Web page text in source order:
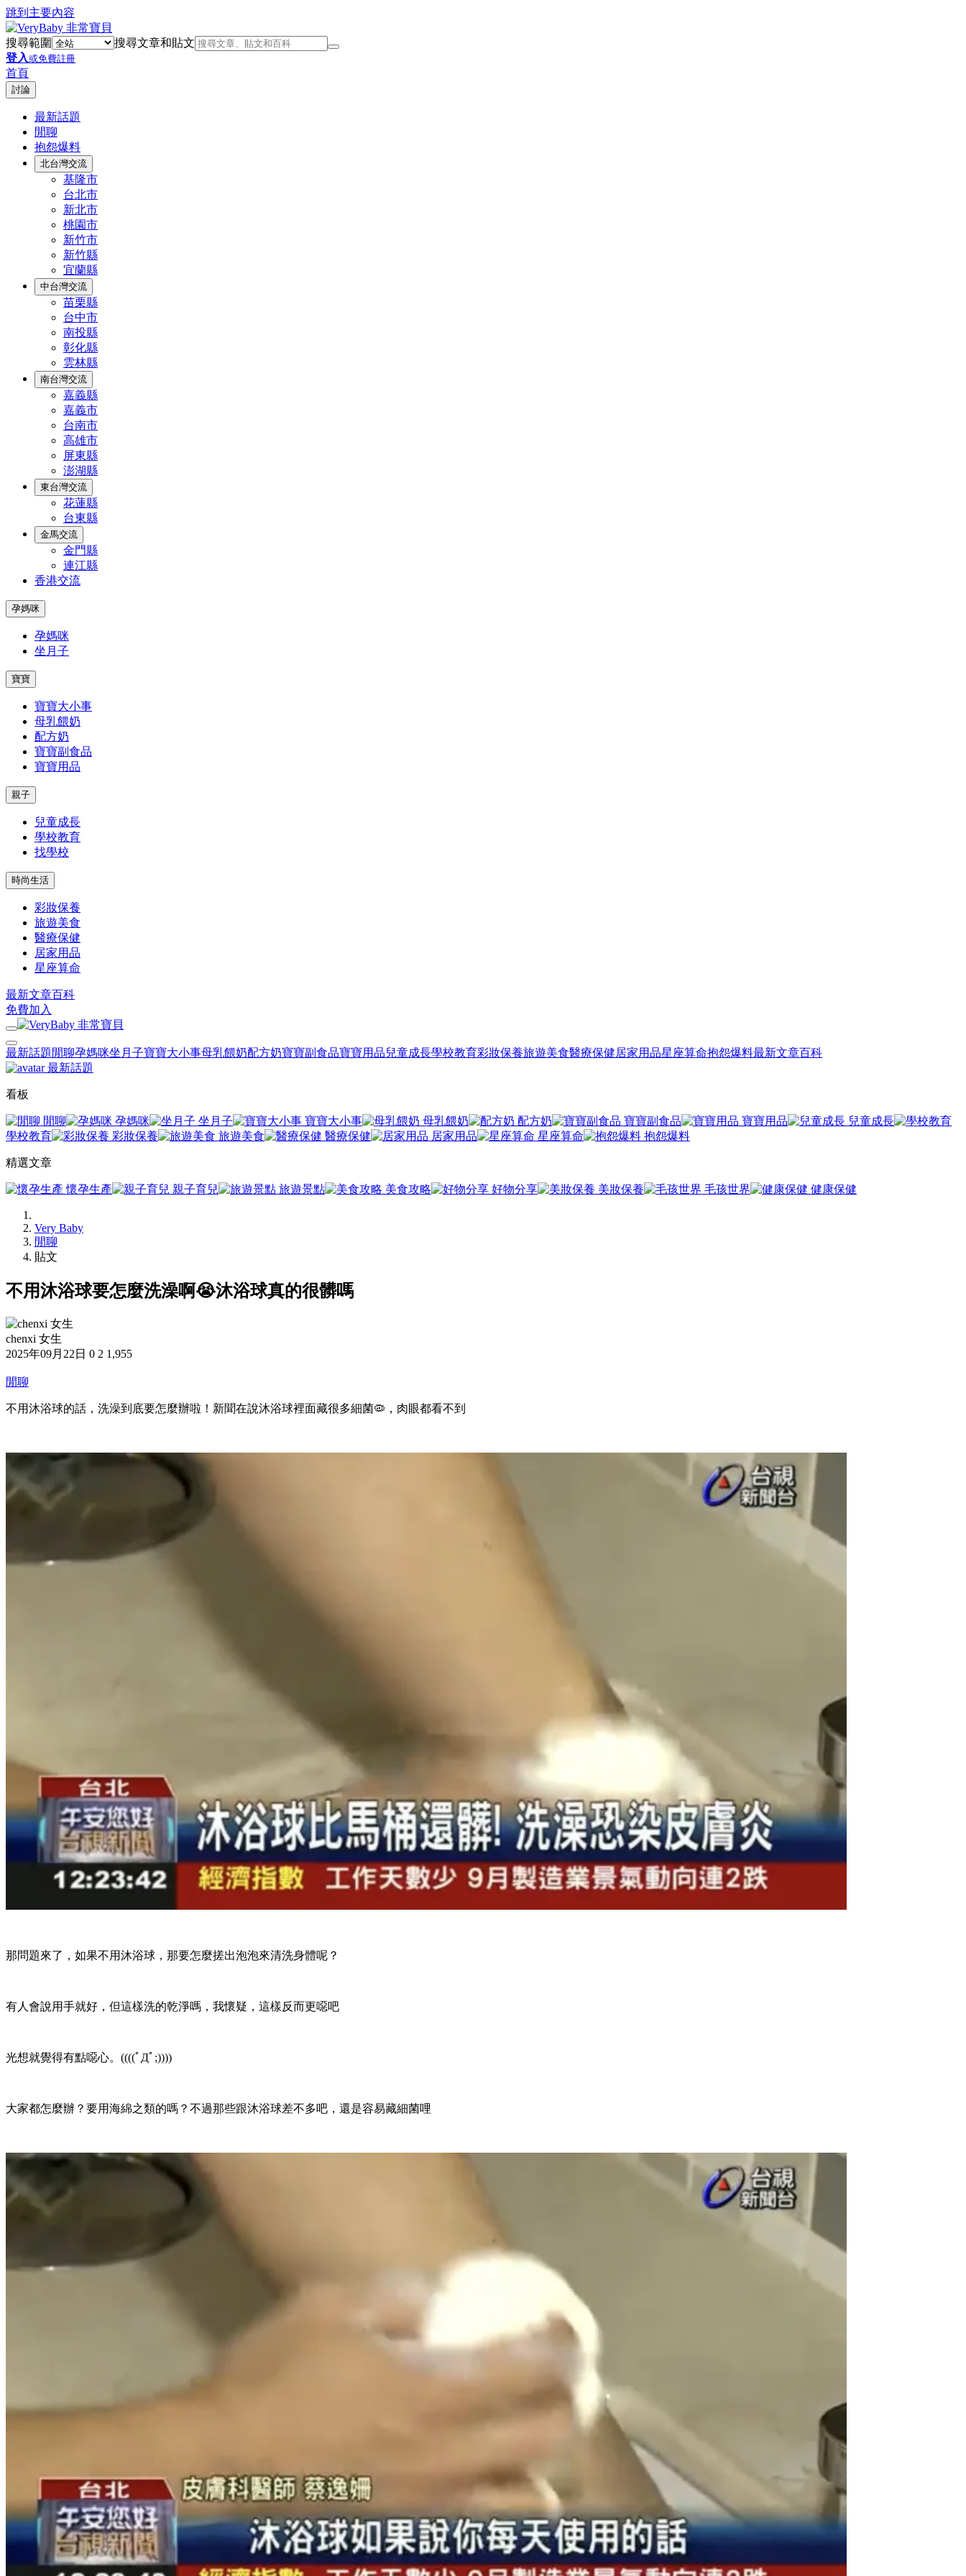
跳到主要內容
搜尋範圍
搜尋文章和貼文
登入或免費註冊
首頁
討論
最新話題
閒聊
抱怨爆料
北台灣交流
基隆市
台北市
新北市
桃園市
新竹市
新竹縣
宜蘭縣
中台灣交流
苗栗縣
台中市
南投縣
彰化縣
雲林縣
南台灣交流
嘉義縣
嘉義市
台南市
高雄市
屏東縣
澎湖縣
東台灣交流
花蓮縣
台東縣
金馬交流
金門縣
連江縣
香港交流
孕媽咪
孕媽咪
坐月子
寶寶
寶寶大小事
母乳餵奶
配方奶
寶寶副食品
寶寶用品
親子
兒童成長
學校教育
找學校
時尚生活
彩妝保養
旅遊美食
醫療保健
居家用品
星座算命
最新文章百科
免費加入
最新話題 閒聊孕媽咪坐月子寶寶大小事母乳餵奶配方奶寶寶副食品寶寶用品兒童成長學校教育彩妝保養旅遊美食醫療保健居家用品星座算命抱怨爆料最新文章百科
最新話題
看板
閒聊 孕媽咪 坐月子 寶寶大小事 母乳餵奶 配方奶 寶寶副食品 寶寶用品
兒童成長
學校教育
彩妝保養 旅遊美食 醫療保健 居家用品 星座算命 抱怨爆料
精選文章
懷孕生產 親子育兒 旅遊景點 美食攻略 好物分享 美妝保養 毛孩世界 健康保健
Very Baby
閒聊
貼文
不用沐浴球要怎麼洗澡啊😭沐浴球真的很髒嗎
chenxi 女生
2025年09月22日 0 2 1,955
閒聊
不用沐浴球的話，洗澡到底要怎麼辦啦！新聞在說沐浴球裡面藏很多細菌🦠，肉眼都看不到
那問題來了，如果不用沐浴球，那要怎麼搓出泡泡來清洗身體呢？
有人會說用手就好，但這樣洗的乾淨嗎，我懷疑，這樣反而更噁吧
光想就覺得有點噁心。((((ﾟДﾟ;))))
大家都怎麼辦？要用海綿之類的嗎？不過那些跟沐浴球差不多吧，還是容易藏細菌哩